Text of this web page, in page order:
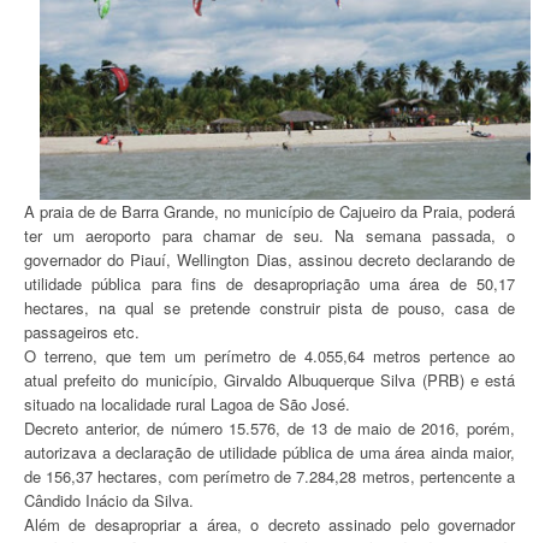
A praia de de Barra Grande, no município de Cajueiro da Praia, poderá
ter um aeroporto para chamar de seu. Na semana passada, o
governador do Piauí, Wellington Dias, assinou decreto declarando de
utilidade pública para fins de desapropriação uma área de 50,17
hectares, na qual se pretende construir pista de pouso, casa de
passageiros etc.
O terreno, que tem um perímetro de 4.055,64 metros pertence ao
atual prefeito do município, Girvaldo Albuquerque Silva (PRB) e está
situado na localidade rural Lagoa de São José.
Decreto anterior, de número 15.576, de 13 de maio de 2016, porém,
autorizava a declaração de utilidade pública de uma área ainda maior,
de 156,37 hectares, com perímetro de 7.284,28 metros, pertencente a
Cândido Inácio da Silva.
Além de desapropriar a área, o decreto assinado pelo governador